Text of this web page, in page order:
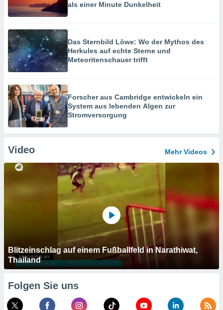
als einer Minute Dunkelheit
Das Sternbild Löwe: Wo der Mythos des
Herkules auf echte Sterne und
Meteoritenschauer trifft
Forscher aus Cambridge entwickeln ein
System aus lebenden Algen zur
Stromversorgung
Video Mehr Videos
Blitzeinschlag auf einem Fußballfeld in Narathiwat,
Thailand
Folgen Sie uns